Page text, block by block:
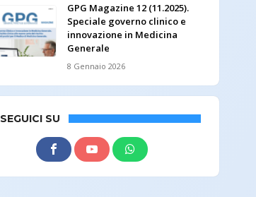
GPG Magazine 12 (11.2025).
Speciale governo clinico e
innovazione in Medicina
Generale
8 Gennaio 2026
SEGUICI SU